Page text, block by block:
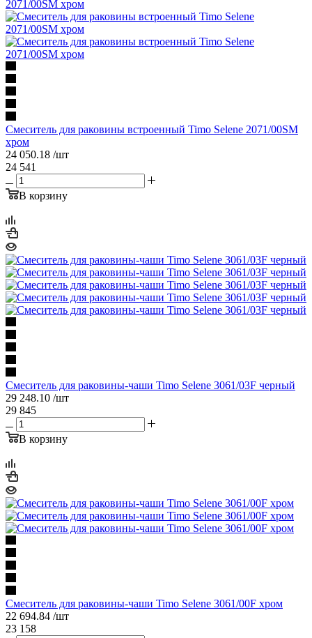
Смеситель для раковины встроенный Timo Selene 2071/00SM
хром
24 050.18 /шт
24 541
В корзину
Смеситель для раковины-чаши Timo Selene 3061/03F черный
29 248.10 /шт
29 845
В корзину
Смеситель для раковины-чаши Timo Selene 3061/00F хром
22 694.84 /шт
23 158